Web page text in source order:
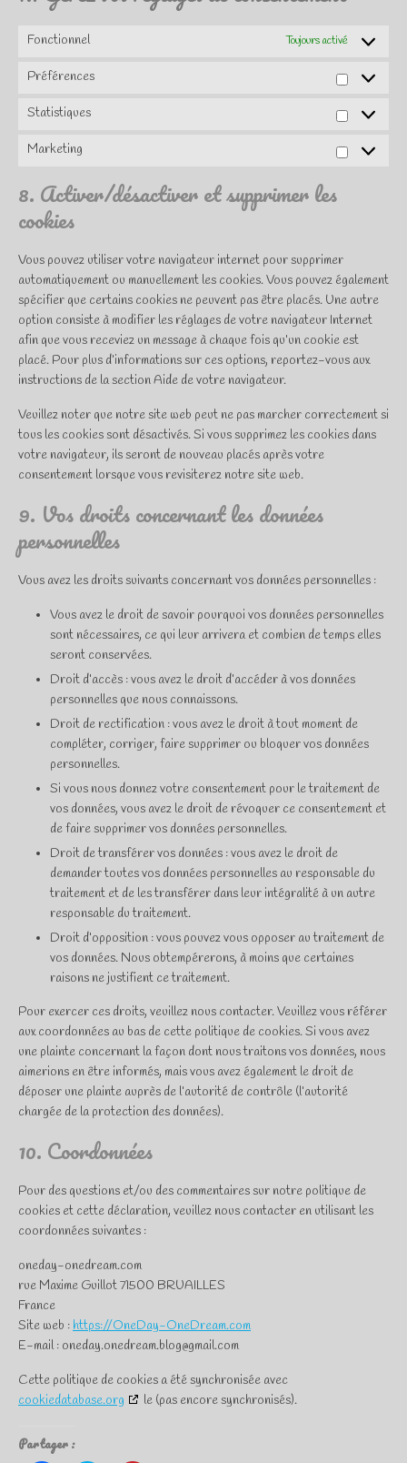
Fonctionnel Toujours activé
Préférences
Statistiques
Marketing
Marketing
8. Activer/désactiver et supprimer les
cookies
Vous pouvez utiliser votre navigateur internet pour supprimer
automatiquement ou manuellement les cookies. Vous pouvez également
spécifier que certains cookies ne peuvent pas être placés. Une autre
option consiste à modifier les réglages de votre navigateur Internet
afin que vous receviez un message à chaque fois qu’un cookie est
placé. Pour plus d’informations sur ces options, reportez-vous aux
instructions de la section Aide de votre navigateur.
Veuillez noter que notre site web peut ne pas marcher correctement si
tous les cookies sont désactivés. Si vous supprimez les cookies dans
votre navigateur, ils seront de nouveau placés après votre
consentement lorsque vous revisiterez notre site web.
9. Vos droits concernant les données
personnelles
Vous avez les droits suivants concernant vos données personnelles :
Vous avez le droit de savoir pourquoi vos données personnelles
sont nécessaires, ce qui leur arrivera et combien de temps elles
seront conservées.
Droit d’accès : vous avez le droit d’accéder à vos données
personnelles que nous connaissons.
Droit de rectification : vous avez le droit à tout moment de
compléter, corriger, faire supprimer ou bloquer vos données
personnelles.
Si vous nous donnez votre consentement pour le traitement de
vos données, vous avez le droit de révoquer ce consentement et
de faire supprimer vos données personnelles.
Droit de transférer vos données : vous avez le droit de
demander toutes vos données personnelles au responsable du
traitement et de les transférer dans leur intégralité à un autre
responsable du traitement.
Droit d’opposition : vous pouvez vous opposer au traitement de
vos données. Nous obtempérerons, à moins que certaines
raisons ne justifient ce traitement.
Pour exercer ces droits, veuillez nous contacter. Veuillez vous référer
aux coordonnées au bas de cette politique de cookies. Si vous avez
une plainte concernant la façon dont nous traitons vos données, nous
aimerions en être informés, mais vous avez également le droit de
déposer une plainte auprès de l’autorité de contrôle (l’autorité
chargée de la protection des données).
10. Coordonnées
Pour des questions et/ou des commentaires sur notre politique de
cookies et cette déclaration, veuillez nous contacter en utilisant les
coordonnées suivantes :
oneday-onedream.com
rue Maxime Guillot 71500 BRUAILLES
France
Site web : https://OneDay-OneDream.com
E-mail : oneday.onedream.blog@gmail.com
Cette politique de cookies a été synchronisée avec
cookiedatabase.org
le (pas encore synchronisés).
Partager :